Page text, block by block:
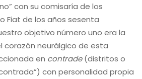
con su comisaría de los
Fiat de los años sesenta
objetivo número uno era la
corazón neurálgico de esta
en contrade(distritos o
con personalidad propia